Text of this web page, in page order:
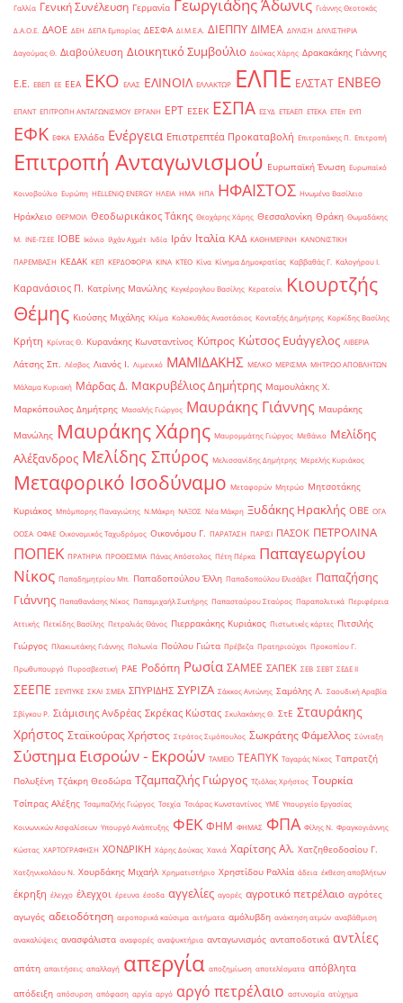
Γαλλία Γενική Συνέλευση Γερμανία Γεωργιάδης Άδωνις Γιάννης Θεοτοκάς
Δ.Α.Ο.Ε. ΔΑΟΕ ΔΕΗ ΔΕΠΑ Εμπορίας ΔΕΣΦΑ ΔΙ.Μ.Ε.Α. ΔΙΕΠΠΥ ΔΙΜΕΑ ΔΙΥΛΙΣΗ ΔΙΥΛΙΣΤΗΡΙΑ
Δαγούμας Θ. Διαβούλευση Διοικητικό Συμβούλιο Δούκας Χάρης Δρακακάκης Γιάννης
Ε.Ε. ΕΒΕΠ ΕΕ ΕΕΑ ΕΚΟ ΕΛΑΣ ΕΛΙΝΟΙΛ ΕΛΛΑΚΤΩΡ ΕΛΠΕ ΕΛΣΤΑΤ ΕΝΒΕΘ
ΕΠΑΝΤ ΕΠΙΤΡΟΠΗ ΑΝΤΑΓΩΝΙΣΜΟΥ ΕΡΓΑΝΗ ΕΡΤ ΕΣΕΚ ΕΣΠΑ ΕΣΥΔ ΕΤΕΑΕΠ ΕΤΕΚΑ ΕΤΕπ ΕΥΠ
ΕΦΚ ΕΦΚΑ Ελλάδα Ενέργεια Επιστρεπτέα Προκαταβολή Επιτροπάκης Π. Επιτροπή
Επιτροπή Ανταγωνισμού Ευρωπαϊκή Ένωση Ευρωπαϊκό
Κοινοβούλιο Ευρώπη ΗELLENiQ ENERGY ΗΛΕΙΑ ΗΜΑ ΗΠΑ ΗΦΑΙΣΤΟΣ Ηνωμένο Βασίλειο
Ηράκλειο ΘΕΡΜΟΙΛ Θεοδωρικάκος Τάκης Θεοχάρης Χάρης Θεσσαλονίκη Θράκη Θωμαδάκης
Μ. ΙΝΕ-ΓΣΕΕ ΙΟΒΕ Ικόνιο Ιλχάν Αχμέτ Ινδία Ιράν Ιταλία ΚΑΔ ΚΑΘΗΜΕΡΙΝΗ ΚΑΝΟΝΙΣΤΙΚΗ
ΠΑΡΕΜΒΑΣΗ ΚΕΔΑΚ ΚΕΠ ΚΕΡΔΟΦΟΡΙΑ ΚΙΝΑ ΚΤΕΟ Κίνα Κίνημα Δημοκρατίας Καββαθάς Γ. Καλογήρου Ι.
Καρανάσιος Π. Κατρίνης Μανώλης Κεγκέρογλου Βασίλης Κερατσίνι
Κιουρτζής
Θέμης Κιούσης Μιχάλης Κλίμα Κολοκυθάς Αναστάσιος Κονταξής Δημήτρης Κορκίδης Βασίλης
Κρήτη Κρίντας Θ. Κυρανάκης Κωνσταντίνος Κύπρος Κώτσος Ευάγγελος ΛΙΒΕΡΙΑ
Λάτσης Σπ. Λέσβος Λιανός Ι. Λιμενικό ΜΑΜΙΔΑΚΗΣ ΜΕΛΚΟ ΜΕΡΙΣΜΑ ΜΗΤΡΩΟ ΑΠΟΒΛΗΤΩΝ
Μάλαμα Κυριακή Μάρδας Δ. Μακρυβέλιος Δημήτρης Μαμουλάκης Χ.
Μαρκόπουλος Δημήτρης Μασαλής Γιώργος Μαυράκης Γιάννης Μαυράκης
Μανώλης Μαυράκης Χάρης Μαυρομμάτης Γιώργος Μεθάνιο Μελίδης
Αλέξανδρος Μελίδης Σπύρος Μελισσανίδης Δημήτρης Μερελής Κυριάκος
Μεταφορικό Ισοδύναμο Μεταφορών Μητρώο Μητσοτάκης
Κυριάκος Μπόμπορης Παναγιώτης Ν.Μάκρη ΝΑΞΟΣ Νέα Μάκρη Ξυδάκης Ηρακλής ΟΒΕ ΟΓΑ
ΟΟΣΑ ΟΦΑΕ Οικονομικός Ταχυδρόμος Οικονόμου Γ. ΠΑΡΑΤΑΣΗ ΠΑΡΙΣΙ ΠΑΣΟΚ ΠΕΤΡΟΛΙΝΑ
ΠΟΠΕΚ ΠΡΑΤΗΡΙΑ ΠΡΟΘΕΣΜΙΑ Πάνας Απόστολος Πέτη Πέρκα Παπαγεωργίου
Νίκος Παπαδημητρίου Μπ. Παπαδοπούλου Έλλη Παπαδοπούλου Ελισάβετ Παπαζήσης
Γιάννης Παπαθανάσης Νίκος Παπαμιχαήλ Σωτήρης Παπασταύρου Σταύρος Παραπολιτικά Περιφέρεια
Αττικής Πετκίδης Βασίλης Πετραλιάς Θάνος Πιερρακάκης Κυριάκος Πιστωτικές κάρτες Πιτσιλής
Γιώργος Πλακιωτάκης Γιάννης Πολωνία Πούλου Γιώτα Πρέβεζα Πρατηριούχοι Προκοπίου Γ.
Πρωθυπουργό Πυροσβεστική ΡΑΕ Ροδόπη Ρωσία ΣΑΜΕΕ ΣΑΠΕΚ ΣΕΒ ΣΕΒΤ ΣΕΔΕ ΙΙ
ΣΕΕΠΕ ΣΕΥΠΥΚΕ ΣΚΑΙ ΣΜΕΑ ΣΠΥΡΙΔΗΣ ΣΥΡΙΖΑ Σάκκος Αντώνης Σαμόλης Λ. Σαουδική Αραβία
Σβίγκου Ρ. Σιάμισιης Ανδρέας Σκρέκας Κώστας Σκυλακάκης Θ. ΣτΕ Σταυράκης
Χρήστος Σταϊκούρας Χρήστος Στράτος Σιμόπουλος Σωκράτης Φάμελλος Σύνταξη
Σύστημα Εισροών - Εκροών ΤΑΜΕΙΟ ΤΕΑΠΥΚ Ταγαράς Νίκος Ταπρατζή
Πολυξένη Τζάκρη Θεοδώρα Τζαμπαζλής Γιώργος Τζιόλας Χρήστος Τουρκία
Τσίπρας Αλέξης Τσαμπαζλής Γιώργος Τσεχία Τσιάρας Κωνσταντίνος ΥΜΕ Υπουργείο Εργασίας
Κοινωνικών Ασφαλίσεων Υπουργό Ανάπτυξης ΦΕΚ ΦΗΜ ΦΗΜΑΣ ΦΠΑ Φίλης Ν. Φραγκογιάννης
Κώστας ΧΑΡΤΟΓΡΑΦΗΣΗ ΧΟΝΔΡΙΚΗ Χάρης Δούκας Χανιά Χαρίτσης Αλ. Χατζηθεοδοσίου Γ.
Χατζηνικολάου Ν. Χουρδάκης Μιχαήλ Χρηματιστήριο Χρηστίδου Ραλλία άδεια έκθεση αποβλήτων
έκρηξη έλεγχο έλεγχοι έρευνα έσοδα αγγελίες αγορές αγροτικό πετρέλαιο αγρότες
αγωγός αδειοδότηση αεροπορικά καύσιμα αιτήματα αμόλυβδη ανάκτηση ατμών αναβάθμιση
ανακαλύψεις ανασφάλιστα αναφορές αναψυκτήρια ανταγωνισμός ανταποδοτικά αντλίες
απάτη απαιτήσεις απαλλαγή απεργία αποζημίωση αποτελέσματα απόβλητα
απόδειξη απόσυρση απόφαση αργία αργό αργό πετρέλαιο αστυνομία ατύχημα